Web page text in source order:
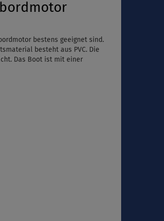
bestens geeignet sind.
besteht aus PVC. Die
Das Boot ist mit einer